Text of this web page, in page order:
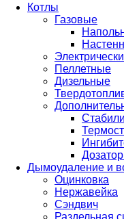
Котлы
Газовые
Пеллетные
Дизельные
Дымоудаление и
Оцинковка
Нержавейка
Сэндвич
Раздельная